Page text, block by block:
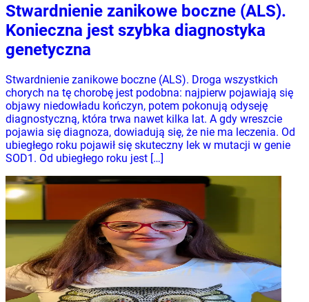
Stwardnienie zanikowe boczne (ALS).
Konieczna jest szybka diagnostyka
genetyczna
Stwardnienie zanikowe boczne (ALS). Droga wszystkich
chorych na tę chorobę jest podobna: najpierw pojawiają się
objawy niedowładu kończyn, potem pokonują odyseję
diagnostyczną, która trwa nawet kilka lat. A gdy wreszcie
pojawia się diagnoza, dowiadują się, że nie ma leczenia. Od
ubiegłego roku pojawił się skuteczny lek w mutacji w genie
SOD1. Od ubiegłego roku jest […]